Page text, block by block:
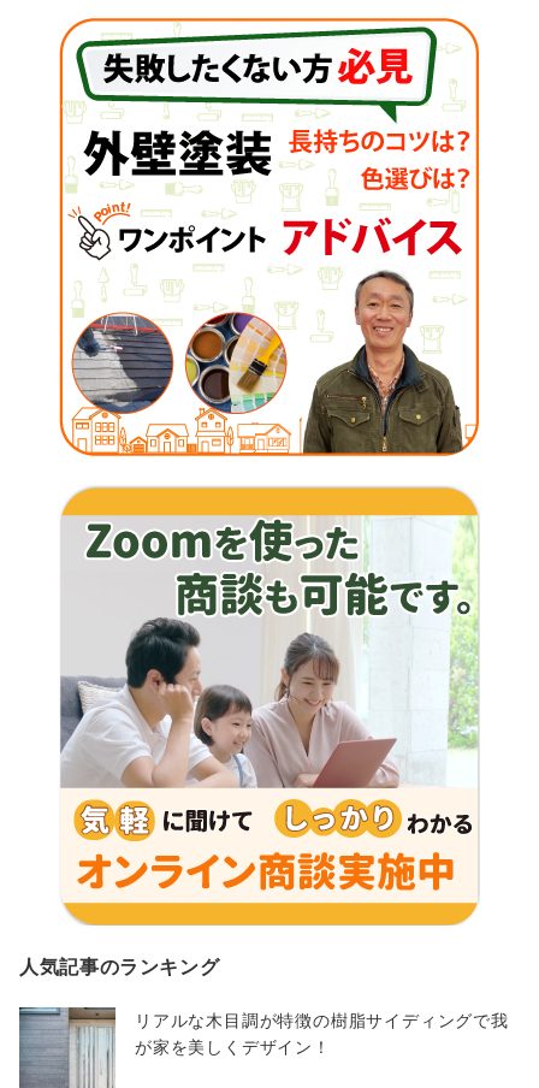
人気記事のランキング
リアルな木目調が特徴の樹脂サイディングで我
が家を美しくデザイン！